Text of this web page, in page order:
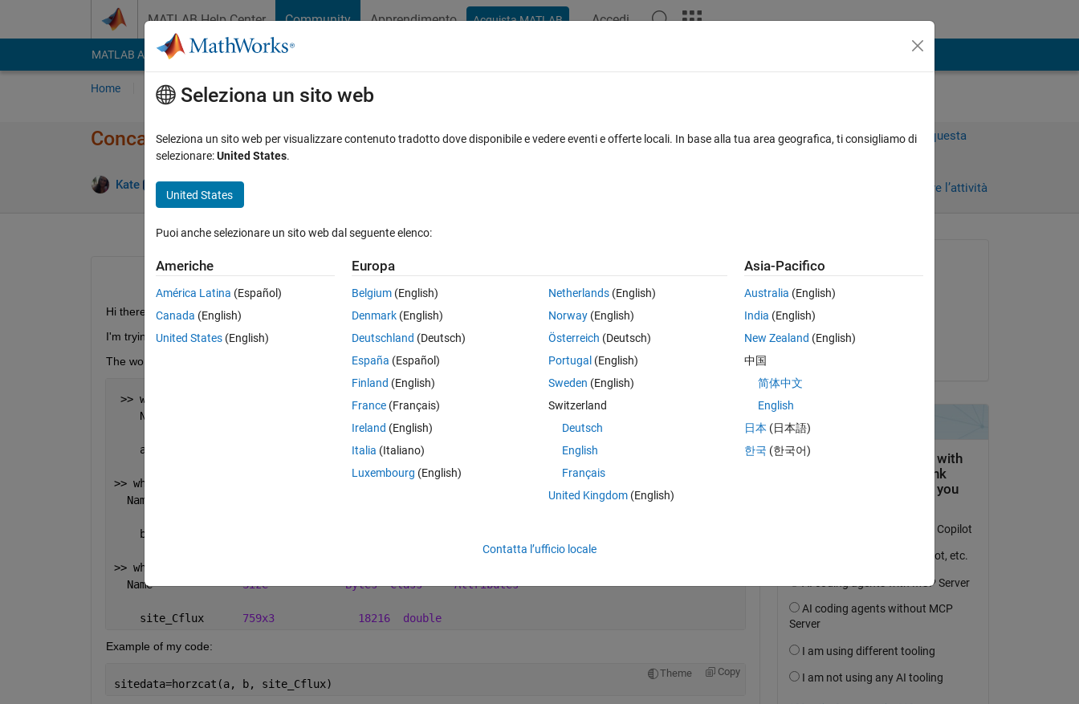
MATLAB Help Center Community Apprendimento Acquista MATLAB Accedi
MATLAB Answers File Exchange Cody
Home Poni una domanda Risposta Naviga
Concatenating a double array and two cell arrays
Kate 5 Giu 2013
Accedi per rispondere a questa
Accedi per seguire l’attività
0 voti
Hi there,
I'm trying to add to arrays (a & b) to my data set, which should be very simple, but I keep running into problems.
The working pieces:
>> whos a
    Name
Class Attributes
    a
cell
>> whos b
  Name
    b
>> whos site_Cflux
  Name
Size Bytes Class Attributes
    site_Cflux
759x3 18216 double
Example of my code:
Theme Copy
sitedata=horzcat(a, b, site_Cflux)
Richiesto:
il 5 Giu 2013
Accettato:
Seleziona un sito web
Seleziona un sito web per visualizzare contenuto tradotto dove disponibile e vedere eventi e offerte locali. In base alla tua area geografica, ti consigliamo di
selezionare:United States.
United States
Puoi anche selezionare un sito web dal seguente elenco:
Americhe
América Latina (Español)
Canada (English)
United States (English)
Europa
Belgium (English)
Denmark (English)
Deutschland (Deutsch)
España (Español)
Finland (English)
France (Français)
Ireland (English)
Italia (Italiano)
Luxembourg (English)
Netherlands(English)
Norway(English)
Österreich (Deutsch)
Portugal (English)
Sweden (English)
Switzerland
Deutsch
English
Français
United Kingdom(English)
Asia-Pacifico
Australia (English)
India (English)
New Zealand (English)
中国
简体中文
English
日本 (日本語)
한국 (한국어)
Contatta l’ufficio locale